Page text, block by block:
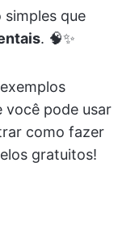
simples que
. 🧠✨
você pode usar
como fazer
gratuitos!